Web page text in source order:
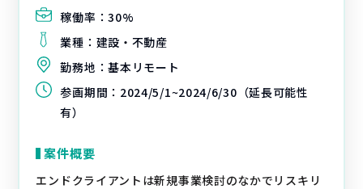
稼働率：30%
業種： 建設・不動産
勤務地：基本リモート
参画期間： 2024/5/1~2024/6/30（延長可能性
有）
案件概要
エンドクライアントは新規事業検討のなかでリスキリ